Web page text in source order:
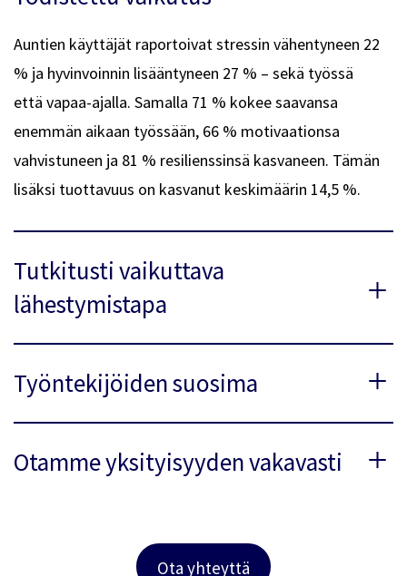
Auntien käyttäjät raportoivat stressin vähentyneen 22
% ja hyvinvoinnin lisääntyneen 27 % – sekä työssä
että vapaa-ajalla. Samalla 71 % kokee saavansa
enemmän aikaan työssään, 66 % motivaationsa
vahvistuneen ja 81 % resilienssinsä kasvaneen. Tämän
lisäksi tuottavuus on kasvanut keskimäärin 14,5 %.
Tutkitusti vaikuttava
lähestymistapa
Työntekijöiden suosima
Otamme yksityisyyden vakavasti
Ota yhteyttä